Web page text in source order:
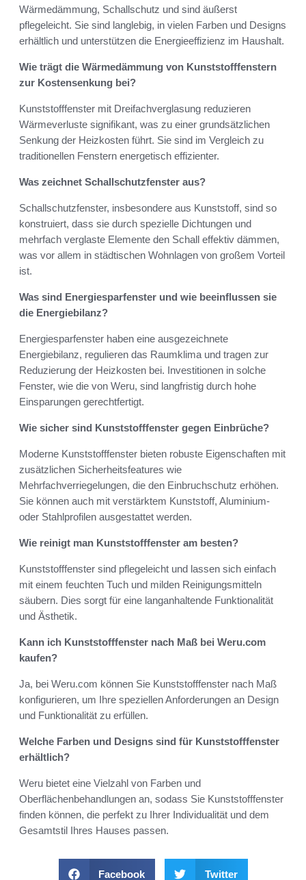
Wärmedämmung, Schallschutz und sind äußerst
pflegeleicht. Sie sind langlebig, in vielen Farben und Designs
erhältlich und unterstützen die Energieeffizienz im Haushalt.
Wie trägt die Wärmedämmung von Kunststofffenstern
zur Kostensenkung bei?
Kunststofffenster mit Dreifachverglasung reduzieren
Wärmeverluste signifikant, was zu einer grundsätzlichen
Senkung der Heizkosten führt. Sie sind im Vergleich zu
traditionellen Fenstern energetisch effizienter.
Was zeichnet Schallschutzfenster aus?
Schallschutzfenster, insbesondere aus Kunststoff, sind so
konstruiert, dass sie durch spezielle Dichtungen und
mehrfach verglaste Elemente den Schall effektiv dämmen,
was vor allem in städtischen Wohnlagen von großem Vorteil
ist.
Was sind Energiesparfenster und wie beeinflussen sie
die Energiebilanz?
Energiesparfenster haben eine ausgezeichnete
Energiebilanz, regulieren das Raumklima und tragen zur
Reduzierung der Heizkosten bei. Investitionen in solche
Fenster, wie die von Weru, sind langfristig durch hohe
Einsparungen gerechtfertigt.
Wie sicher sind Kunststofffenster gegen Einbrüche?
Moderne Kunststofffenster bieten robuste Eigenschaften mit
zusätzlichen Sicherheitsfeatures wie
Mehrfachverriegelungen, die den Einbruchschutz erhöhen.
Sie können auch mit verstärktem Kunststoff, Aluminium-
oder Stahlprofilen ausgestattet werden.
Wie reinigt man Kunststofffenster am besten?
Kunststofffenster sind pflegeleicht und lassen sich einfach
mit einem feuchten Tuch und milden Reinigungsmitteln
säubern. Dies sorgt für eine langanhaltende Funktionalität
und Ästhetik.
Kann ich Kunststofffenster nach Maß bei Weru.com
kaufen?
Ja, bei Weru.com können Sie Kunststofffenster nach Maß
konfigurieren, um Ihre speziellen Anforderungen an Design
und Funktionalität zu erfüllen.
Welche Farben und Designs sind für Kunststofffenster
erhältlich?
Weru bietet eine Vielzahl von Farben und
Oberflächenbehandlungen an, sodass Sie Kunststofffenster
finden können, die perfekt zu Ihrer Individualität und dem
Gesamtstil Ihres Hauses passen.
Facebook Twitter